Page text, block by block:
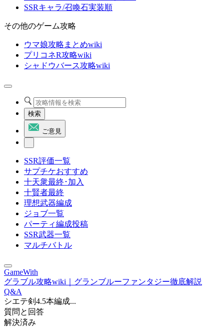
SSRキャラ/召喚石実装順
その他のゲーム攻略
ウマ娘攻略まとめwiki
プリコネR攻略wiki
シャドウバース攻略wiki
検索
ご意見
SSR評価一覧
サプチケおすすめ
十天衆最終･加入
十賢者最終
理想武器編成
ジョブ一覧
パーティ編成投稿
SSR武器一覧
マルチバトル
GameWith
グラブル攻略wiki｜グランブルーファンタジー徹底解説
Q&A
シエテ剣4.5本編成...
質問と回答
解決済み